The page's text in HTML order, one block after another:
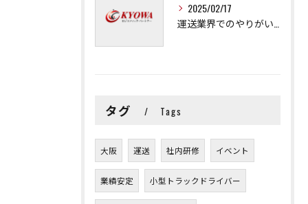
2025/02/17
タグ Tags
大阪 運送 社内研修 イベント
業績安定 小型トラックドライバー